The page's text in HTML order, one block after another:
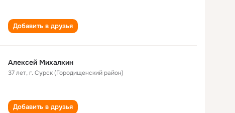
Добавить в друзья
Алексей Михалкин
37 лет,г. Сурск (Городищенский район)
Добавить в друзья